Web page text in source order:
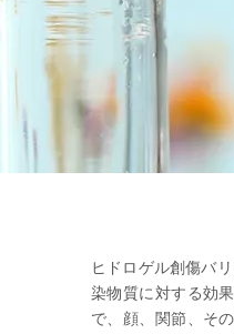
ヒドロゲル創傷バ
染物質に対する効
で、顔、関節、そ